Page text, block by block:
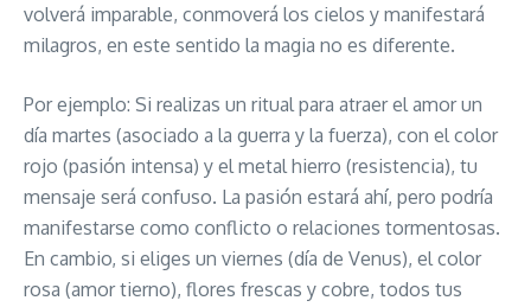
volverá imparable, conmoverá los cielos y manifestará
milagros, en este sentido la magia no es diferente.
Por ejemplo: Si realizas un ritual para atraer el amor un
día martes (asociado a la guerra y la fuerza), con el color
rojo (pasión intensa) y el metal hierro (resistencia), tu
mensaje será confuso. La pasión estará ahí, pero podría
manifestarse como conflicto o relaciones tormentosas.
En cambio, si eliges un viernes (día de Venus), el color
rosa (amor tierno), flores frescas y cobre, todos tus